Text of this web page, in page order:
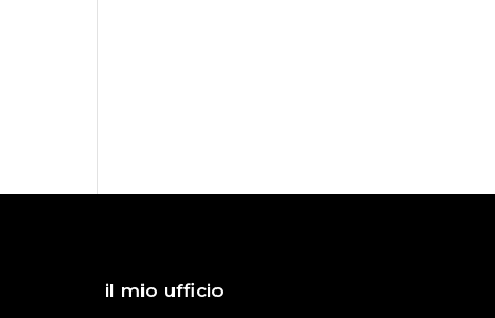
il mio ufficio